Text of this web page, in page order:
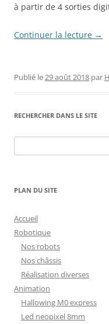
à partir de 4 sorties
Continuer la lecture →
Publié le 29 août 2018 par
RECHERCHER DANS LE SITE
PLAN DU SITE
Accueil
Robotique
Nos robots
Nos châssis
Réalisation diverses
Animation
Hallowing M0 express
Led neopixel 8mm